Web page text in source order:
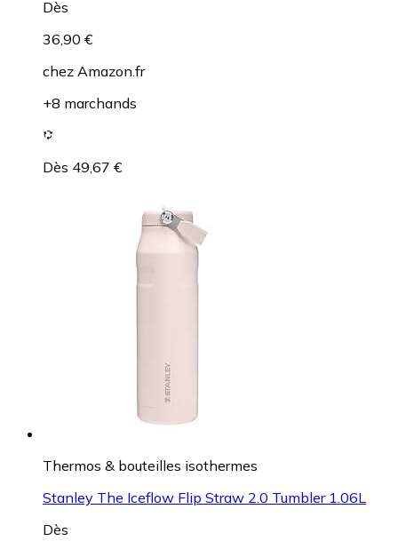
Dès
36,90 €
chez Amazon.fr
+8 marchands
Dès 49,67 €
Thermos & bouteilles isothermes
Stanley The Iceflow Flip Straw 2.0 Tumbler 1.06L
Dès